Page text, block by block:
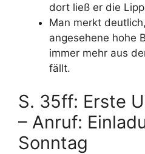
dort ließ er die
Man merkt
angesehene hohe
immer mehr aus
fällt.
S. 35ff: Erste
– Anruf:
Sonntag